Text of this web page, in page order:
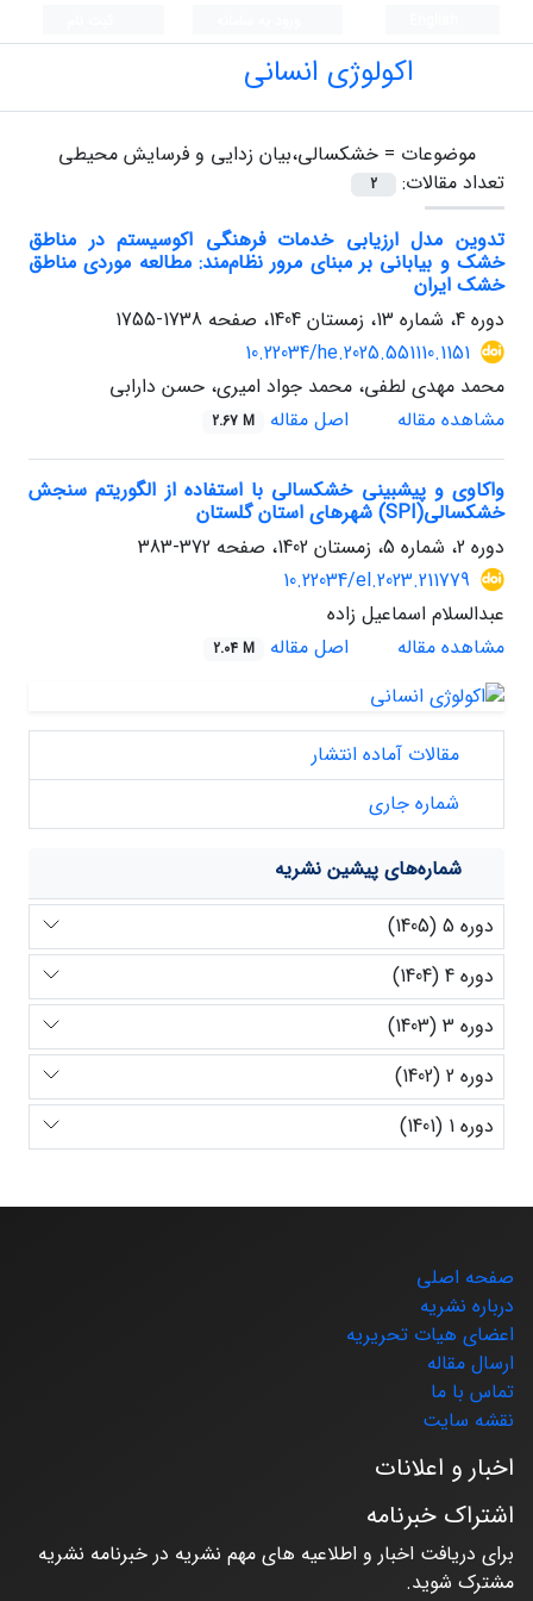
اکولوژی انسانی
موضوعات = خشکسالی،بیان زدایی و فرسایش محیطی
تعداد مقالات:
2
تدوین مدل ارزیابی خدمات فرهنگی اکوسیستم در مناطق
خشک و بیابانی بر مبنای مرور نظام‌مند: مطالعه موردی مناطق
خشک ایران
دوره 4، شماره 13، زمستان 1404، صفحه
1738-1755
10.22034/he.2025.551110.1151
محمد مهدی لطفی، محمد جواد امیری، حسن دارابی
مشاهده مقاله
اصل مقاله 2.67 M
واکاوی و پیشبینی خشکسالی با استفاده از الگوریتم سنجش
خشکسالی(SPI) شهرهای استان گلستان
دوره 2، شماره 5، زمستان 1402، صفحه
372-383
10.22034/el.2023.211779
عبدالسلام اسماعیل زاده
مشاهده مقاله
اصل مقاله 2.04 M
مقالات آماده انتشار
شماره جاری
شماره‌های پیشین نشریه
دوره 5 (1405)
دوره 4 (1404)
دوره 3 (1403)
دوره 2 (1402)
دوره 1 (1401)
صفحه اصلی
درباره نشریه
اعضای هیات تحریریه
ارسال مقاله
تماس با ما
نقشه سایت
اخبار و اعلانات
اشتراک خبرنامه
برای دریافت اخبار و اطلاعیه های مهم نشریه در خبرنامه نشریه
مشترک شوید.